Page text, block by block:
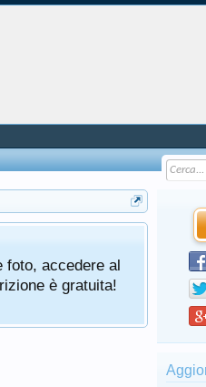
foto, accedere al
è gratuita!